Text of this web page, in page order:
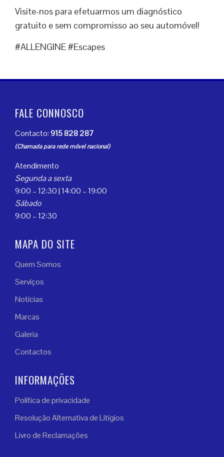
Visite-nos para efetuarmos um diagnóstico
gratuito e sem compromisso ao seu automóvel!
#ALLENGINE #Escapes
FALE CONNOSCO
Contacto:915 828 287
(Chamada para rede móvel nacional)
Atendimento
Segunda a sexta
9:00 – 12:30 | 14:00 – 19:00
Sábado
9:00 – 12:30
MAPA DO SITE
Quem Somos
Serviços
Notícias
Marcas
Galeria
Contactos
INFORMAÇÕES
Política de privacidade
Resolução Alternativa de Litígios
Livro de Reclamações